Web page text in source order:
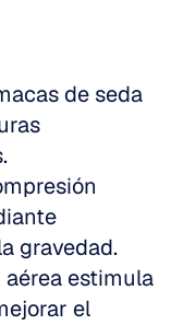
de seda
gravedad.
estimula
el